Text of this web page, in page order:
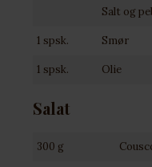
Salt og
1 spsk. Smør
1 spsk. Olie
Salat
300 g